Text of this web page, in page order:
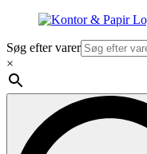
Søg efter varer
×